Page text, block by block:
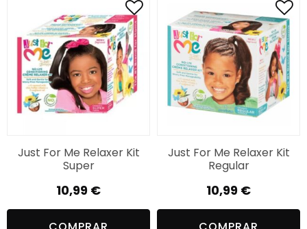
Just For Me Relaxer Kit
Super
10,99 €
Just For Me Relaxer Kit
Regular
10,99 €